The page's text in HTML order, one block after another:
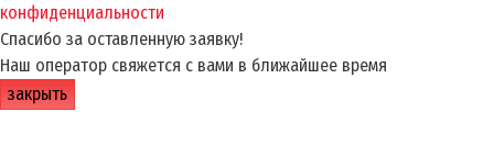
конфиденциальности
Спасибо за оставленную заявку!
Наш оператор свяжется с вами в ближайшее время
закрыть